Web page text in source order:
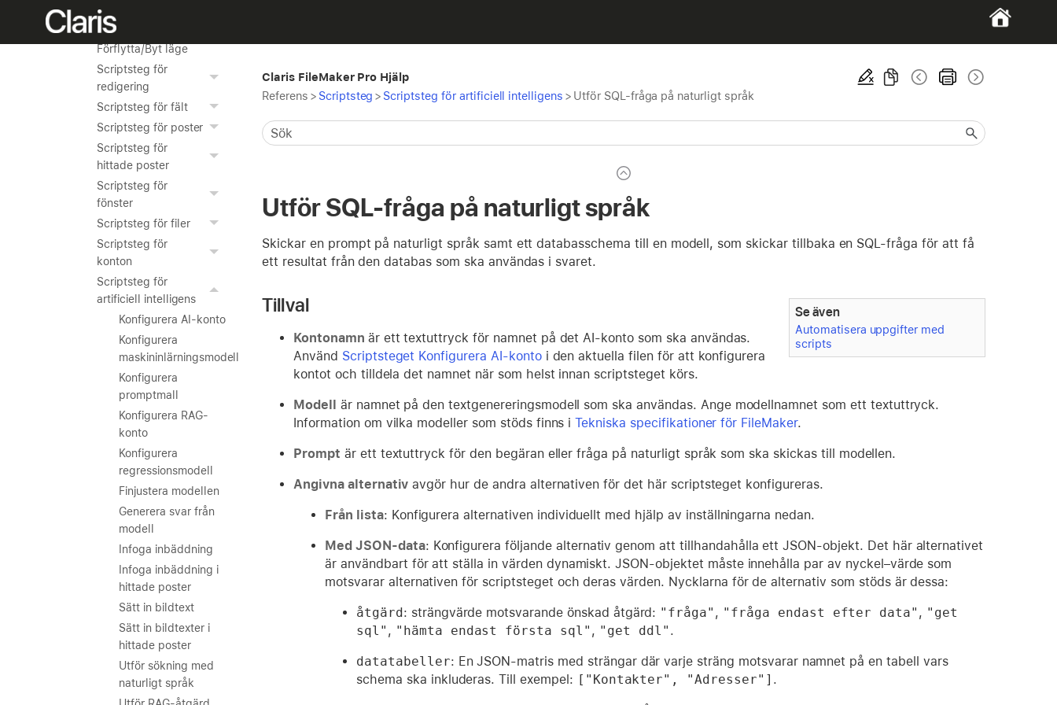
kategorin Kontroll
Scriptstegen
Förflytta/Byt läge
Scriptsteg för
redigering
Scriptsteg för fält
Scriptsteg för poster
Scriptsteg för
hittade poster
Scriptsteg för
fönster
Scriptsteg för filer
Scriptsteg för
konton
Scriptsteg för
artificiell intelligens
Konfigurera AI-konto
Konfigurera
maskininlärningsmodell
Konfigurera
promptmall
Konfigurera RAG-
konto
Konfigurera
regressionsmodell
Finjustera modellen
Generera svar från
modell
Infoga inbäddning
Infoga inbäddning i
hittade poster
Sätt in bildtext
Sätt in bildtexter i
hittade poster
Utför sökning med
naturligt språk
Claris FileMaker Pro Hjälp
Referens > Scriptsteg > Scriptsteg för artificiell intelligens > Utför SQL-fråga på naturligt språk
Utför SQL-fråga på naturligt språk
Skickar en prompt på naturligt språk samt ett databasschema till en modell, som skickar tillbaka en SQL-fråga för att få
ett resultat från den databas som ska användas i svaret.
Se även
Automatisera uppgifter med
scripts
Tillval
Kontonamn är ett textuttryck för namnet på det AI-konto som ska användas.
Använd Scriptsteget Konfigurera AI-kontoi den aktuella filen för att konfigurera
kontot och tilldela det namnet när som helst innan scriptsteget körs.
Modell är namnet på den textgenereringsmodell som ska användas. Ange modellnamnet som ett textuttryck.
Information om vilka modeller som stöds finns iTekniska specifikationer för FileMaker.
Prompt är ett textuttryck för den begäran eller fråga på naturligt språk som ska skickas till modellen.
Angivna alternativ avgör hur de andra alternativen för det här scriptsteget konfigureras.
Från lista: Konfigurera alternativen individuellt med hjälp av inställningarna nedan.
Med JSON-data: Konfigurera följande alternativ genom att tillhandahålla ett JSON-objekt. Det här alternativet
är användbart för att ställa in värden dynamiskt. JSON-objektet måste innehålla par av nyckel–värde som
motsvarar alternativen för scriptsteget och deras värden. Nycklarna för de alternativ som stöds är dessa:
åtgärd: strängvärde motsvarande önskad åtgärd: "fråga" , "fråga endast efter data" , "get
sql" , "hämta endast första sql" , "get ddl" .
datatabeller: En JSON-matris med strängar där varje sträng motsvarar namnet på en tabell vars
schema ska inkluderas. Till exempel: ["Kontakter", "Adresser"] .